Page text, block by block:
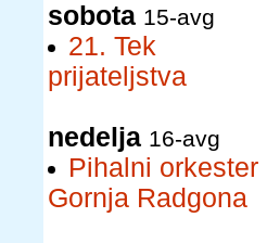
sobota 15-avg
21. Tek
prijateljstva
nedelja 16-avg
Pihalni orkester
Gornja Radgona